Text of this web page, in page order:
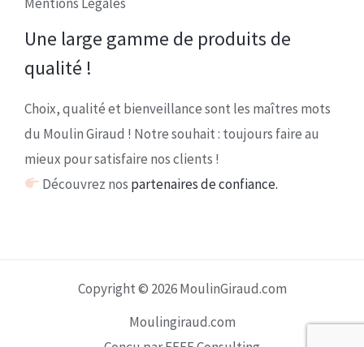
Une large gamme de produits de
qualité !
Choix, qualité et bienveillance sont les maîtres mots
du Moulin Giraud ! Notre souhait : toujours faire au
mieux pour satisfaire nos clients !
Découvrez nos partenaires de confiance.
Copyright © 2026 MoulinGiraud.com
Moulingiraud.com